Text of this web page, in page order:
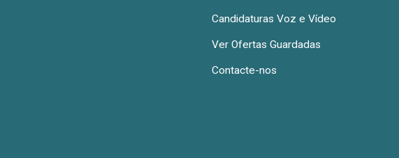
Candidaturas Voz e Vídeo
Ver Ofertas Guardadas
Contacte-nos